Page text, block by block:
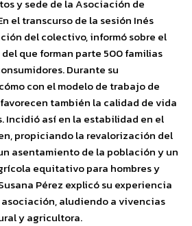
y sede de la Asociación de
el transcurso de la sesión Inés
del colectivo, informó sobre el
que forman parte 500 familias
Durante su
con el modelo de trabajo de
también la calidad de vida
Incidió así en la estabilidad en el
propiciando la revalorización del
asentamiento de la población y un
equitativo para hombres y
Pérez explicó su experiencia
aludiendo a vivencias
y agricultora.